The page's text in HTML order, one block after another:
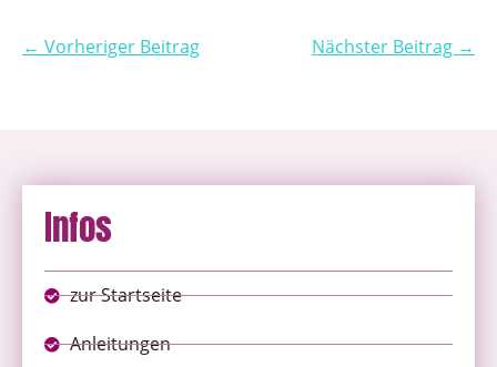
← Vorheriger Beitrag Nächster Beitrag →
Infos
zur Startseite
Anleitungen